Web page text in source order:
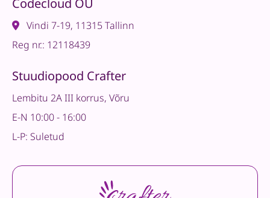
Codecloud OÜ
Vindi 7-19, 11315 Tallinn
Reg nr.: 12118439
Stuudiopood Crafter
Lembitu 2A III korrus, Võru
E-N 10:00 - 16:00
L-P: Suletud